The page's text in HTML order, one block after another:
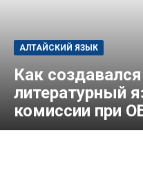
АЛТАЙСКИЙ ЯЗЫК
Как
литературный
комиссии при